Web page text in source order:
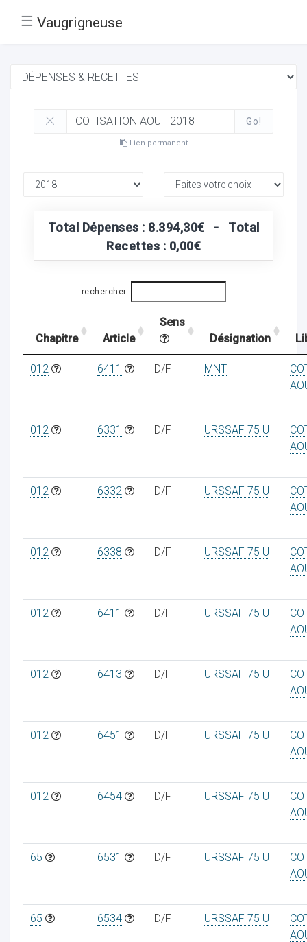
☰ Vaugrigneuse
Go!
Lien permanent
Total Dépenses : 8.394,30€ - Total
Recettes : 0,00€
rechercher
Chapitre Article
Sens
Désignation
012 6411 D/F MNT
012 6331 D/F URSSAF 75 U
012 6332 D/F URSSAF 75 U
012 6338 D/F URSSAF 75 U
012 6411 D/F URSSAF 75 U
012 6413 D/F URSSAF 75 U
012 6451 D/F URSSAF 75 U
012 6454 D/F URSSAF 75 U
65 6531 D/F URSSAF 75 U
65 6534 D/F URSSAF 75 U